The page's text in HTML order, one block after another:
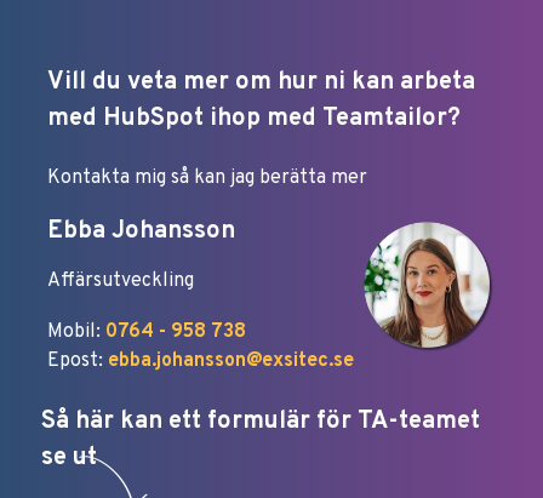
Vill du veta mer om hur ni kan arbeta
med HubSpot ihop med Teamtailor?
Kontakta mig så kan jag berätta mer
Ebba Johansson
Affärsutveckling
Mobil: 0764 - 958 738
Epost: ebba.johansson@exsitec.se
Så här kan ett formulär för TA-teamet
se ut